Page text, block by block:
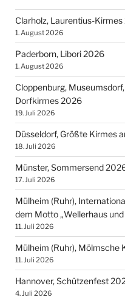
Clarholz, Laurentius-
1. August 2026
Paderborn, Libori 2026
1. August 2026
Cloppenburg,
Dorfkirmes 2026
19. Juli 2026
Düsseldorf, Größte Kirmes
18. Juli 2026
Münster, Sommersend
17. Juli 2026
Mülheim (Ruhr),
dem Motto „Wellerhaus
11. Juli 2026
Mülheim (Ruhr), Mölmsche
11. Juli 2026
Hannover, Schützenfest
4. Juli 2026